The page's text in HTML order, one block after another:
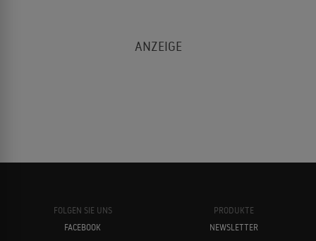
FOLGEN SIE UNS
FACEBOOK
PRODUKTE
NEWSLETTER